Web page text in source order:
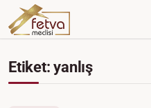
Etiket: yanlış